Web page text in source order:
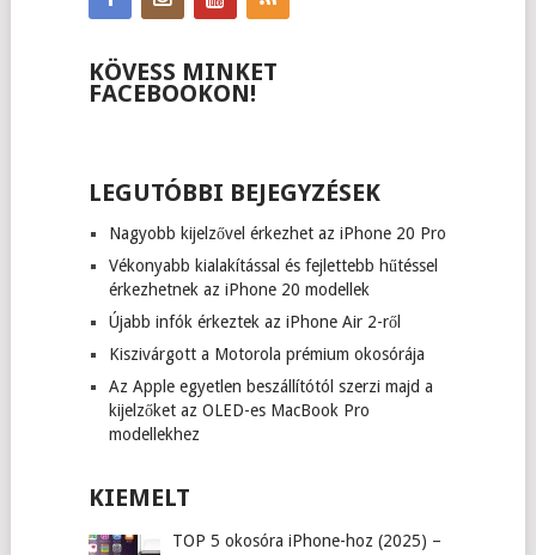
KÖVESS MINKET
FACEBOOKON!
LEGUTÓBBI BEJEGYZÉSEK
Nagyobb kijelzővel érkezhet az iPhone 20 Pro
Vékonyabb kialakítással és fejlettebb hűtéssel
érkezhetnek az iPhone 20 modellek
Újabb infók érkeztek az iPhone Air 2-ről
Kiszivárgott a Motorola prémium okosórája
Az Apple egyetlen beszállítótól szerzi majd a
kijelzőket az OLED-es MacBook Pro
modellekhez
KIEMELT
TOP 5 okosóra iPhone-hoz (2025) –